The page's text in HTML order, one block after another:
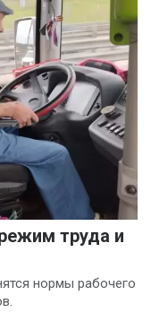
труда и
нормы рабочего